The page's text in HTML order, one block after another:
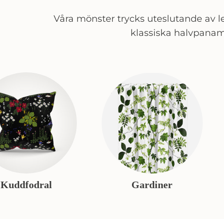
Våra mönster trycks uteslutande av
klassiska
Kuddfodral Gardiner